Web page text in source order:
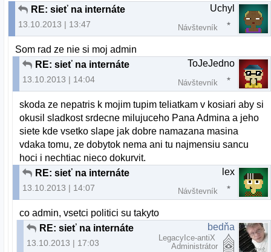
RE: sieť na internáte
13.10.2013 | 13:47
Uchyl
Návštevník
Som rad ze nie si moj admin
RE: sieť na internáte
13.10.2013 | 14:04
ToJeJedno
Návštevník
skoda ze nepatris k mojim tupim teliatkam v kosiari aby si
okusil sladkost srdecne milujuceho Pana Admina a jeho
siete kde vsetko slape jak dobre namazana masina
vdaka tomu, ze dobytok nema ani tu najmensiu sancu
hoci i nechtiac nieco dokurvit.
RE: sieť na internáte
13.10.2013 | 14:07
lex
Návštevník
co admin, vsetci politici su takyto
RE: sieť na internáte
13.10.2013 | 17:03
bedňa
LegacyIce-antiX
Administrátor